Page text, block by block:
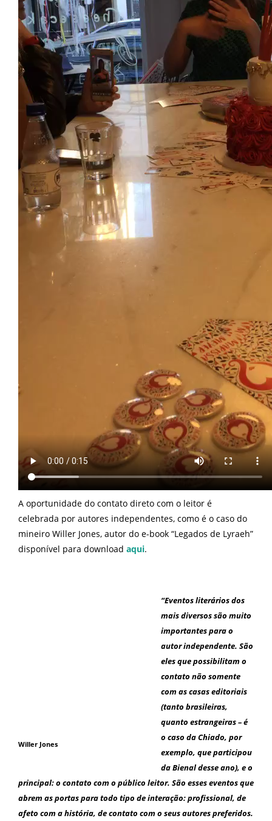
A oportunidade do contato direto com o leitor é
celebrada por autores independentes, como é o caso do
mineiro Willer Jones, autor do e-book “Legados de Lyraeh”
disponível para download aqui.
Willer Jones
“Eventos literários dos
mais diversos são muito
importantes para o
autor independente. São
eles que possibilitam o
contato não somente
com as casas editoriais
(tanto brasileiras,
quanto estrangeiras – é
o caso da Chiado, por
exemplo, que participou
da Bienal desse ano), e o
principal: o contato com o público leitor. São esses eventos que
abrem as portas para todo tipo de interação: profissional, de
afeto com a história, de contato com o seus autores preferidos.